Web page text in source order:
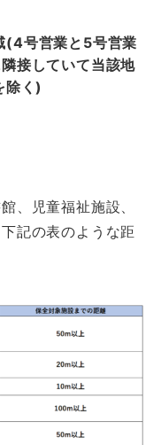
(4号営業と5号営業
接していて当該地
除く)
、児童福祉施設、
記の表のような距